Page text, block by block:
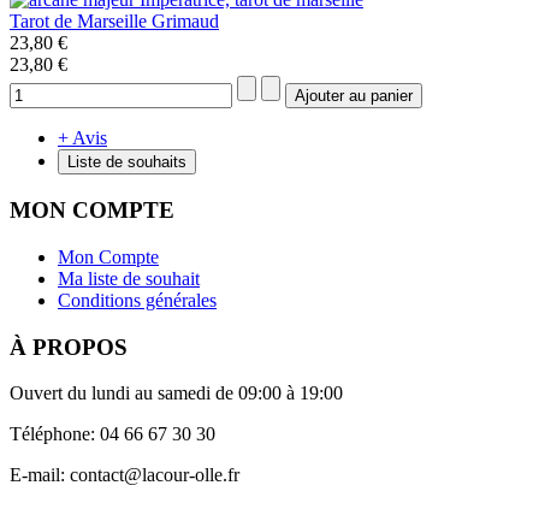
Tarot de Marseille Grimaud
23,80 €
23,80 €
+ Avis
Liste de souhaits
MON COMPTE
Mon Compte
Ma liste de souhait
Conditions générales
À PROPOS
Ouvert du lundi au samedi de 09:00 à 19:00
Téléphone: 04 66 67 30 30
E-mail: contact@lacour-olle.fr